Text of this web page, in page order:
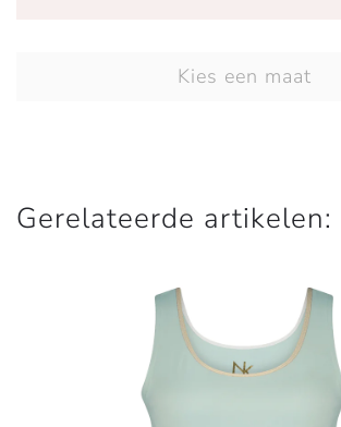
Kies een maat
Gerelateerde artikelen: